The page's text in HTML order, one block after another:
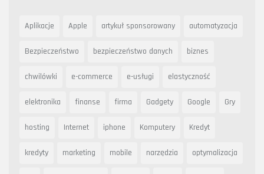
Aplikacje Apple artykuł sponsorowany automatyzacja
Bezpieczeństwo bezpieczeństwo danych biznes
chwilówki e-commerce e-usługi elastyczność
elektronika finanse firma Gadgety Google Gry
hosting Internet iphone Komputery Kredyt
kredyty marketing mobile narzędzia optymalizacja